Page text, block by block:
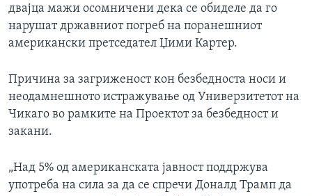
двајца мажи осомничени дека се обиделе да го
нарушат државниот погреб на поранешниот
американски претседател Џими Картер.
Причина за загриженост кон безбедноста носи и
неодамнешното истражување од Универзитетот на
Чикаго во рамките на Проектот за безбедност и
закани.
„Над 5% од американската јавност поддржува
употреба на сила за да се спречи Доналд Трамп да